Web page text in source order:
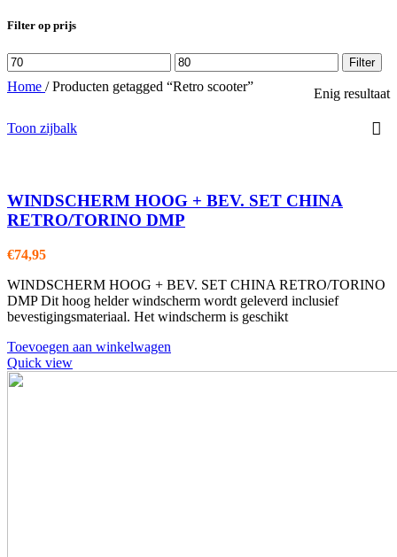
Filter op prijs
Min.
prijs
Max.
prijs
Filter
Home / Producten getagged “Retro scooter” Enig resultaat
Toon zijbalk
WINDSCHERM HOOG + BEV. SET CHINA
RETRO/TORINO DMP
€74,95
WINDSCHERM HOOG + BEV. SET CHINA RETRO/TORINO
DMP Dit hoog helder windscherm wordt geleverd inclusief
bevestigingsmateriaal. Het windscherm is geschikt
Toevoegen aan winkelwagen
Quick view